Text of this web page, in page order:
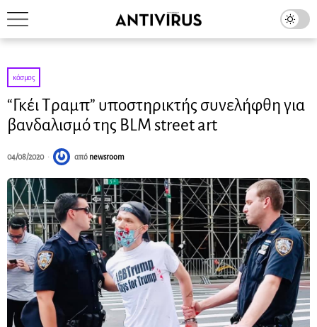
κόσμος
“Γκέι Τραμπ” υποστηρικτής συνελήφθη για
βανδαλισμό της BLM street art
04/08/2020 από newsroom